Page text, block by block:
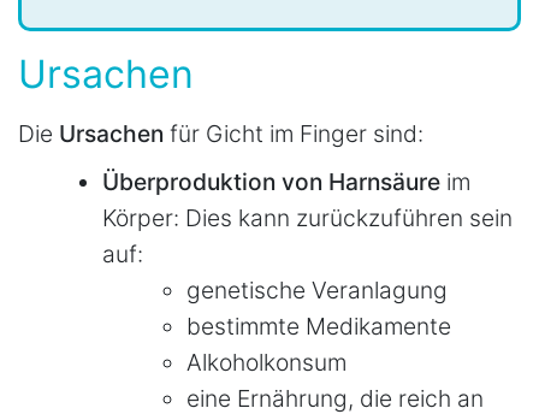
Ursachen
Die Ursachen für Gicht im Finger sind:
Überproduktion von Harnsäure im
Körper: Dies kann zurückzuführen sein
auf:
genetische Veranlagung
bestimmte Medikamente
Alkoholkonsum
eine Ernährung, die reich an